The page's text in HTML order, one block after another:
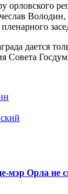
орловского
дается
Совета
Орла не